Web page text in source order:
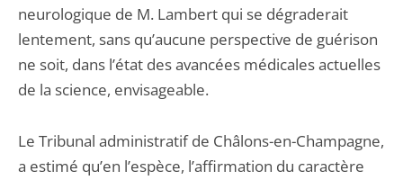
neurologique de M. Lambert qui se dégraderait
lentement, sans qu’aucune perspective de guérison
ne soit, dans l’état des avancées médicales actuelles
de la science, envisageable.
Le Tribunal administratif de Châlons-en-Champagne,
a estimé qu’en l’espèce, l’affirmation du caractère